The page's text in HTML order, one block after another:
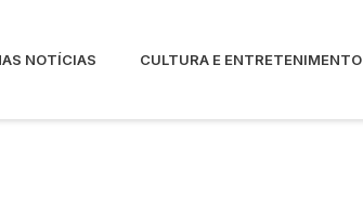
NOTÍCIAS CULTURA E ENTRETENIMENTO